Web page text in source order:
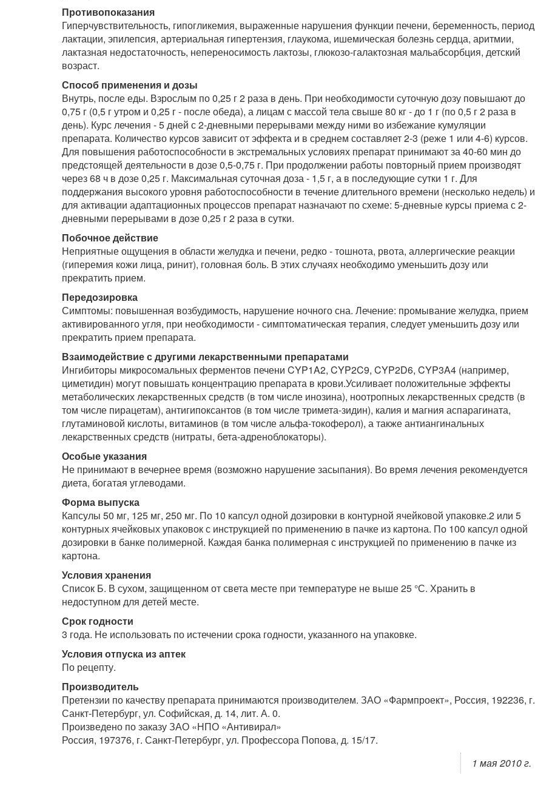
Противопоказания
Гиперчувствительность, гипогликемия, выраженные нарушения функции печени, беременность, период
лактации, эпилепсия, артериальная гипертензия, глаукома, ишемическая болезнь сердца, аритмии,
лактазная недостаточность, непереносимость лактозы, глюкозо-галактозная мальабсорбция, детский
возраст.
Способ применения и дозы
Внутрь, после еды. Взрослым по 0,25 г 2 раза в день. При необходимости суточную дозу повышают до
0,75 г (0,5 г утром и 0,25 г - после обеда), а лицам с массой тела свыше 80 кг - до 1 г (по 0,5 г 2 раза в
день). Курс лечения - 5 дней с 2-дневными перерывами между ними во избежание кумуляции
препарата. Количество курсов зависит от эффекта и в среднем составляет 2-3 (реже 1 или 4-6) курсов.
Для повышения работоспособности в экстремальных условиях препарат принимают за 40-60 мин до
предстоящей деятельности в дозе 0,5-0,75 г. При продолжении работы повторный прием производят
через 68 ч в дозе 0,25 г. Максимальная суточная доза - 1,5 г, а в последующие сутки 1 г. Для
поддержания высокого уровня работоспособности в течение длительного времени (несколько недель) и
для активации адаптационных процессов препарат назначают по схеме: 5-дневные курсы приема с 2-
дневными перерывами в дозе 0,25 г 2 раза в сутки.
Побочное действие
Неприятные ощущения в области желудка и печени, редко - тошнота, рвота, аллергические реакции
(гиперемия кожи лица, ринит), головная боль. В этих случаях необходимо уменьшить дозу или
прекратить прием.
Передозировка
Симптомы: повышенная возбудимость, нарушение ночного сна. Лечение: промывание желудка, прием
активированного угля, при необходимости - симптоматическая терапия, следует уменьшить дозу или
прекратить прием препарата.
Взаимодействие с другими лекарственными препаратами
Ингибиторы микросомальных ферментов печени CYP1A2, CYP2C9, CYP2D6, CYP3A4 (например,
циметидин) могут повышать концентрацию препарата в крови.Усиливает положительные эффекты
метаболических лекарственных средств (в том числе инозина), ноотропных лекарственных средств (в
том числе пирацетам), антигипоксантов (в том числе тримета-зидин), калия и магния аспарагината,
глутаминовой кислоты, витаминов (в том числе альфа-токоферол), а также антиангинальных
лекарственных средств (нитраты, бета-адреноблокаторы).
Особые указания
Не принимают в вечернее время (возможно нарушение засыпания). Во время лечения рекомендуется
диета, богатая углеводами.
Форма выпуска
Капсулы 50 мг, 125 мг, 250 мг. По 10 капсул одной дозировки в контурной ячейковой упаковке.2 или 5
контурных ячейковых упаковок с инструкцией по применению в пачке из картона. По 100 капсул одной
дозировки в банке полимерной. Каждая банка полимерная с инструкцией по применению в пачке из
картона.
Условия хранения
Список Б. В сухом, защищенном от света месте при температуре не выше 25 °С. Хранить в
недоступном для детей месте.
Срок годности
3 года. Не использовать по истечении срока годности, указанного на упаковке.
Условия отпуска из аптек
По рецепту.
Производитель
Претензии по качеству препарата принимаются производителем. ЗАО «Фармпроект», Россия, 192236, г.
Санкт-Петербург, ул. Софийская, д. 14, лит. А. 0.
Произведено по заказу ЗАО «НПО «Антивирал»
Россия, 197376, г. Санкт-Петербург, ул. Профессора Попова, д. 15/17.
1 мая 2010 г.